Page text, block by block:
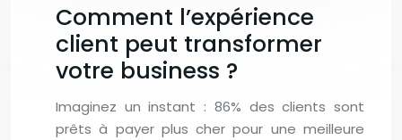
Comment l’expérience
client peut transformer
votre business ?
Imaginez un instant : 86% des clients sont
prêts à payer plus cher pour une meilleure